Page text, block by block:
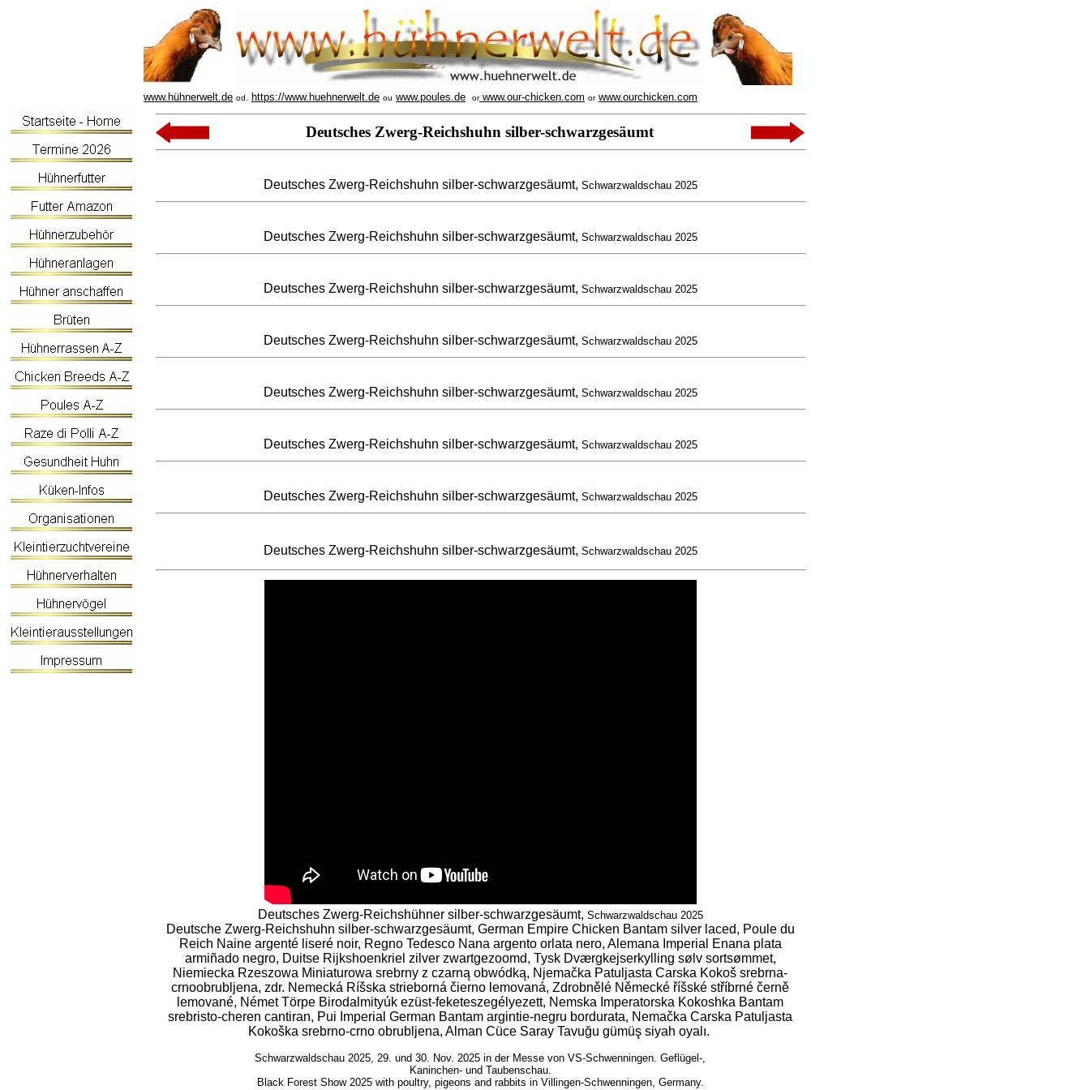
www.hühnerwelt.de od. https://www.huehnerwelt.de ou www.poules.de orwww.our-chicken.com or www.ourchicken.com
Deutsches Zwerg-Reichshuhn silber-schwarzgesäumt
Deutsches Zwerg-Reichshuhn silber-schwarzgesäumt, Schwarzwaldschau 2025
Deutsches Zwerg-Reichshuhn silber-schwarzgesäumt, Schwarzwaldschau 2025
Deutsches Zwerg-Reichshuhn silber-schwarzgesäumt, Schwarzwaldschau 2025
Deutsches Zwerg-Reichshuhn silber-schwarzgesäumt, Schwarzwaldschau 2025
Deutsches Zwerg-Reichshuhn silber-schwarzgesäumt, Schwarzwaldschau 2025
Deutsches Zwerg-Reichshuhn silber-schwarzgesäumt, Schwarzwaldschau 2025
Deutsches Zwerg-Reichshuhn silber-schwarzgesäumt, Schwarzwaldschau 2025
Deutsches Zwerg-Reichshuhn silber-schwarzgesäumt, Schwarzwaldschau 2025
Deutsches Zwerg-Reichshühner silber-schwarzgesäumt, Schwarzwaldschau 2025
Deutsche Zwerg-Reichshuhn silber-schwarzgesäumt, German Empire Chicken Bantam silver laced, Poule du
Reich Naine argenté liseré noir, Regno Tedesco Nana argento orlata nero, Alemana Imperial Enana plata
armiñado negro, Duitse Rijkshoenkriel zilver zwartgezoomd, Tysk Dværgkejserkylling sølv sortsømmet,
Niemiecka Rzeszowa Miniaturowa srebrny z czarną obwódką, Njemačka Patuljasta Carska Kokoš srebrna-
crnoobrubljena, zdr. Nemecká Ríšska strieborná čierno lemovaná, Zdrobnělé Německé říšské stříbrné černě
lemované, Német Törpe Birodalmityúk ezüst-feketeszegélyezett, Nemska Imperatorska Kokoshka Bantam
srebristo-cheren cantiran, Pui Imperial German Bantam argintie-negru bordurata, Nemačka Carska Patuljasta
Kokoška srebrno-crno obrubljena, Alman Cüce Saray Tavuğu gümüş siyah oyalı.
Schwarzwaldschau 2025, 29. und 30. Nov. 2025 in der Messe von VS-Schwenningen. Geflügel-,
Kaninchen- und Taubenschau.
Black Forest Show 2025 with poultry, pigeons and rabbits in Villingen-Schwenningen, Germany.